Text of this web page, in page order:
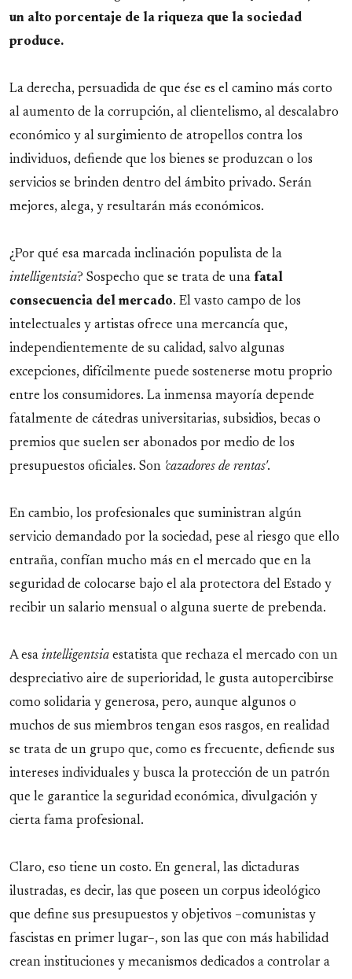
un alto porcentaje de la riqueza que la sociedad
produce.
La derecha, persuadida de que ése es el camino más corto
al aumento de la corrupción, al clientelismo, al descalabro
económico y al surgimiento de atropellos contra los
individuos, defiende que los bienes se produzcan o los
servicios se brinden dentro del ámbito privado. Serán
mejores, alega, y resultarán más económicos.
¿Por qué esa marcada inclinación populista de la
intelligentsia? Sospecho que se trata de una fatal
consecuencia del mercado. El vasto campo de los
intelectuales y artistas ofrece una mercancía que,
independientemente de su calidad, salvo algunas
excepciones, difícilmente puede sostenerse motu proprio
entre los consumidores. La inmensa mayoría depende
fatalmente de cátedras universitarias, subsidios, becas o
premios que suelen ser abonados por medio de los
presupuestos oficiales. Son 'cazadores de rentas'.
En cambio, los profesionales que suministran algún
servicio demandado por la sociedad, pese al riesgo que ello
entraña, confían mucho más en el mercado que en la
seguridad de colocarse bajo el ala protectora del Estado y
recibir un salario mensual o alguna suerte de prebenda.
A esa intelligentsia estatista que rechaza el mercado con un
despreciativo aire de superioridad, le gusta autopercibirse
como solidaria y generosa, pero, aunque algunos o
muchos de sus miembros tengan esos rasgos, en realidad
se trata de un grupo que, como es frecuente, defiende sus
intereses individuales y busca la protección de un patrón
que le garantice la seguridad económica, divulgación y
cierta fama profesional.
Claro, eso tiene un costo. En general, las dictaduras
ilustradas, es decir, las que poseen un corpus ideológico
que define sus presupuestos y objetivos –comunistas y
fascistas en primer lugar–, son las que con más habilidad
crean instituciones y mecanismos dedicados a controlar a